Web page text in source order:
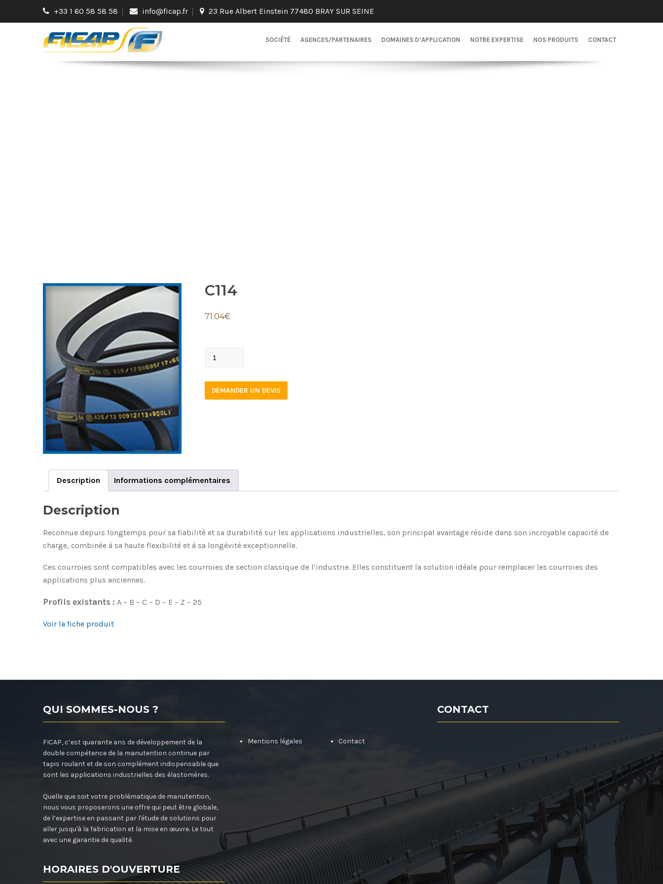
+33 1 60 58 58 58 info@ficap.fr 23 Rue Albert Einstein 77480 BRAY SUR SEINE
SOCIÉTÉ AGENCES/PARTENAIRES DOMAINES D’APPLICATION NOTRE EXPERTISE NOS PRODUITS CONTACT
C114
71.04€
C114
DEMANDER UN DEVIS
Description Informations complémentaires
Description
Reconnue depuis longtemps pour sa fiabilité et sa durabilité sur les applications industrielles, son principal avantage réside dans son incroyable capacité de
charge, combinée à sa haute flexibilité et à sa longévité exceptionnelle.
Ces courroies sont compatibles avec les courroies de section classique de l’industrie. Elles constituent la solution idéale pour remplacer les courroies des
applications plus anciennes.
Profils existants : A – B – C – D – E – Z – 25
Voir la fiche produit
QUI SOMMES-NOUS ?
FICAP, c’est quarante ans de développement de la
double compétence de la manutention continue par
tapis roulant et de son complément indispensable que
sont les applications industrielles des élastomères.
Quelle que soit votre problématique de manutention,
nous vous proposerons une offre qui peut être globale,
de l’expertise en passant par l'étude de solutions pour
aller jusqu'à la fabrication et la mise en œuvre. Le tout
avec une garantie de qualité.
HORAIRES D'OUVERTURE
Mentions légales Contact
CONTACT